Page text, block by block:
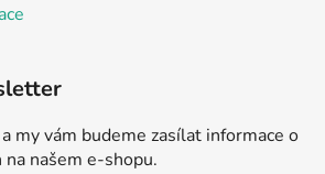
my vám budeme zasílat informace o
našem e-shopu.